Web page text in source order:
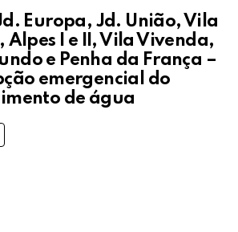
Europa, Jd. União, Vila
Alpes I e II, Vila Vivenda,
e Penha da França –
emergencial do
de água